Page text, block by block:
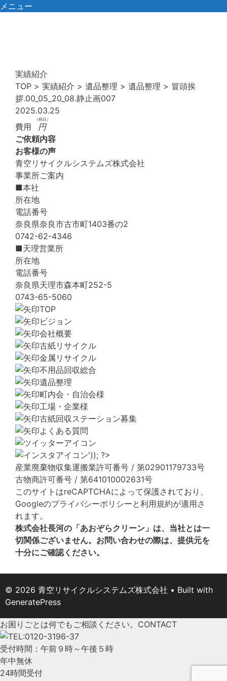
コ
メニュー
実績紹介
TOP > 実績紹介 > 遺品整理 > 遺品整理 > 冒頭挨
拶.00_05_20_08.静止画007
2025.03.25
費用
円
（税込）
ご依頼内容
お客様の声
青空リサイクルシステムズ株式会社
事業所ご案内
■本社
所在地
電話番号
奈良県奈良市古市町1403番の2
0742-62-4346
■天理営業所
所在地
電話番号
奈良県天理市森本町252-5
0743-65-5060
TOP
ビジョン
会社概要
古紙リサイクル
金属リサイクル
不用品回収総合
遺品整理
町内会・自治会様
工場・企業様
古紙回収ステーション募集
よくある質問
産業廃棄物収集運搬業許可番号 / 第02901179733号
古物商許可番号 / 第641010002631号
このサイトはreCAPTCHAによって保護されており、
Googleのプライバシーポリシーと利用規約が適用さ
れます。
株式会社長河の「あおぞらクリーン」は、当社とは一
切関係ございません。お問い合わせの際は、提供元を
十分にご確認ください。
© 2026 青空リサイクルシステムズ株式会社 • Built with
GeneratePress
お困りごとは何でもご相談ください。 CONTACT
受付時間：午前９時～午後５時
年中無休
24時間受付